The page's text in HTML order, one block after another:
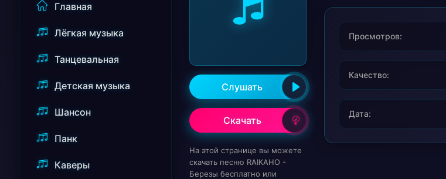
Главная
Лёгкая музыка
Танцевальная
Детская музыка
Шансон
Панк
Каверы
Слушать
Скачать
На этой странице вы можете
скачать песню RAIKAHO -
Березы бесплатно или
Просмотров:
Качество:
Дата: